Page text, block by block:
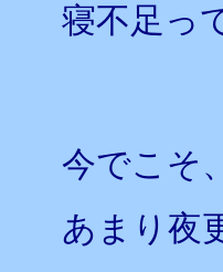
寝不足っ
今でこそ
あまり夜